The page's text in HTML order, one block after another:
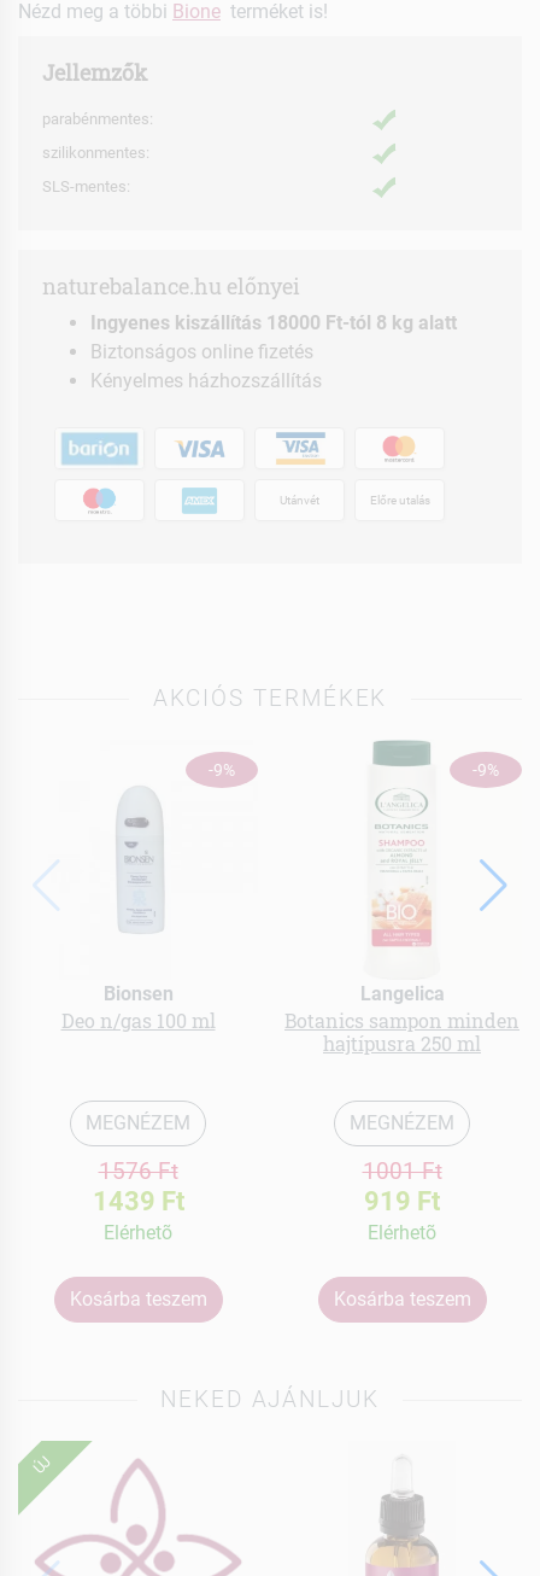
Nézd meg a többi Bione terméket is!
Jellemzők
parabénmentes:
szilikonmentes:
SLS-mentes:
naturebalance.hu előnyei
Ingyenes kiszállítás 18000 Ft-tól 8 kg alatt
Biztonságos online fizetés
Kényelmes házhozszállítás
Utánvét Előre utalás
AKCIÓS TERMÉKEK
-9%
Bionsen
Deo n/gas 100 ml
MEGNÉZEM
1576 Ft
1439 Ft
Elérhetõ
Kosárba teszem
-9%
Langelica
Botanics sampon minden
hajtípusra 250 ml
MEGNÉZEM
1001 Ft
919 Ft
Elérhetõ
Kosárba teszem
NEKED AJÁNLJUK
ÚJ